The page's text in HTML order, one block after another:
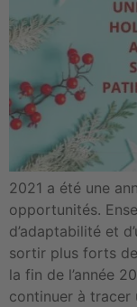
2021 a été une
opportunités.
d’adaptabilité et
sortir plus forts
la fin de l’année
continuer à tracer